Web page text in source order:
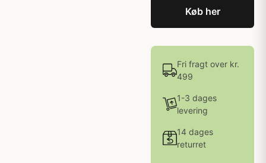
Køb her
Fri fragt over kr.
499
1-3 dages
levering
14 dages
returret